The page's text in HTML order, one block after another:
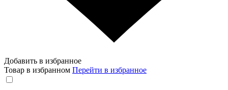
Добавить в избранное
Товар в избранном Перейти в избранное